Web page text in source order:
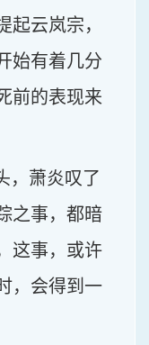
起云岚宗，
始有着几分
前的表现来
，萧炎叹了
之事，都暗
这事，或许
，会得到一